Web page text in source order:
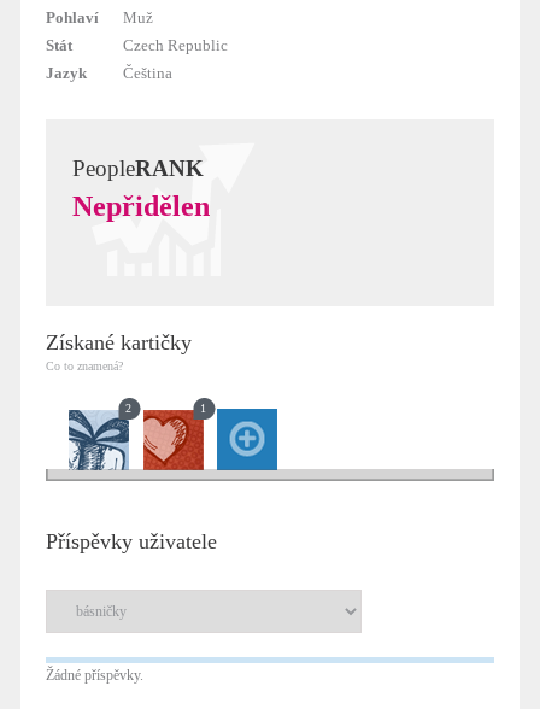
Pohlaví
Muž
Stát
Czech Republic
Jazyk
Čeština
PeopleRANK
Nepřidělen
Získané kartičky
Co to znamená?
2 1
Příspěvky uživatele
Žádné příspěvky.